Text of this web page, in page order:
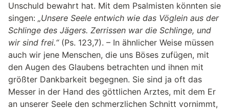
Unschuld bewahrt hat. Mit dem Psalmisten könnten sie
singen: „Unsere Seele entwich wie das Vöglein aus der
Schlinge des Jägers. Zerrissen war die Schlinge, und
wir sind frei.“(Ps. 123,7). – In ähnlicher Weise müssen
auch wir jene Menschen, die uns Böses zufügen, mit
den Augen des Glaubens betrachten und ihnen mit
größter Dankbarkeit begegnen. Sie sind ja oft das
Messer in der Hand des göttlichen Arztes, mit dem Er
an unserer Seele den schmerzlichen Schnitt vornimmt,